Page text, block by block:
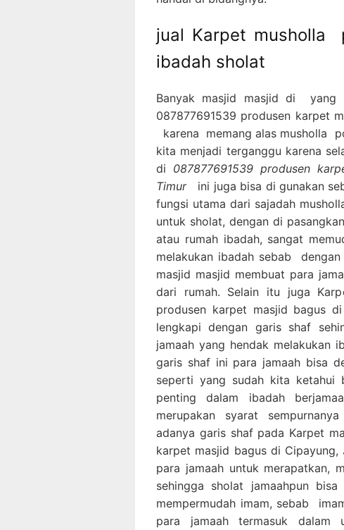
jual Karpet musholla
ibadah sholat
Banyak masjid masjid di yang
087877691539 produsen karpet
karena memang alas musholla
kita menjadi terganggu karena
di 087877691539 produsen
Timur
ini juga bisa di gunakan
fungsi utama dari sajadah
untuk sholat, dengan di
atau rumah ibadah, sangat
melakukan ibadah sebab
masjid masjid membuat para
dari rumah. Selain itu juga
produsen karpet masjid bagus
lengkapi dengan garis shaf
jamaah yang hendak melakukan
garis shaf ini para jamaah bisa
seperti yang sudah kita ketahui
penting dalam ibadah
merupakan syarat
adanya garis shaf pada Karpet
karpet masjid bagus di
para jamaah untuk merapatkan,
sehingga sholat jamaahpun
mempermudah imam, sebab
para jamaah termasuk